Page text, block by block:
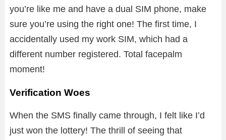
you’re like me and have a dual SIM phone, make
sure you’re using the right one! The first time, I
accidentally used my work SIM, which had a
different number registered. Total facepalm
moment!
Verification Woes
When the SMS finally came through, I felt like I’d
just won the lottery! The thrill of seeing that